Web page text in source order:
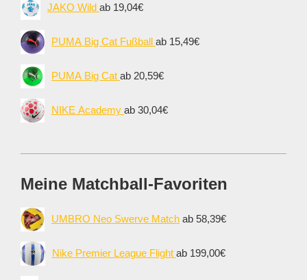
JAKO Wildab 19,04€
PUMA Big Cat Fußball ab 15,49€
PUMA Big Cat ab 20,59€
NIKE Academy ab 30,04€
Meine Matchball-Favoriten
UMBRO Neo Swerve Match ab 58,39€
Nike Premier League Flight ab 199,00€